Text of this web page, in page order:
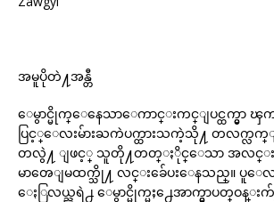
အမူပိုတဲ႔အန္တီ
ေမွာင္မိုက္ေနေသာေကာင္းကင္ျပင္ထက္မွာ ၾ
ပြင့္ေလးမ်ားႀကဲပက္ထားသကဲ့သို႔ တလက္လ
တလွဲ႔ ျဖင့္ သူတို႔တတ္ႏိုင္ေသာ အလင္း
မာၻေျမထက္သို႔ လင္းခ်ေပးေနသည္။ ပူေလ
ေႏြလယ္ညရဲ႕ ေမွာင္မိုက္မႈ႕ေအာက္မွာပတ္ဝန္းက်